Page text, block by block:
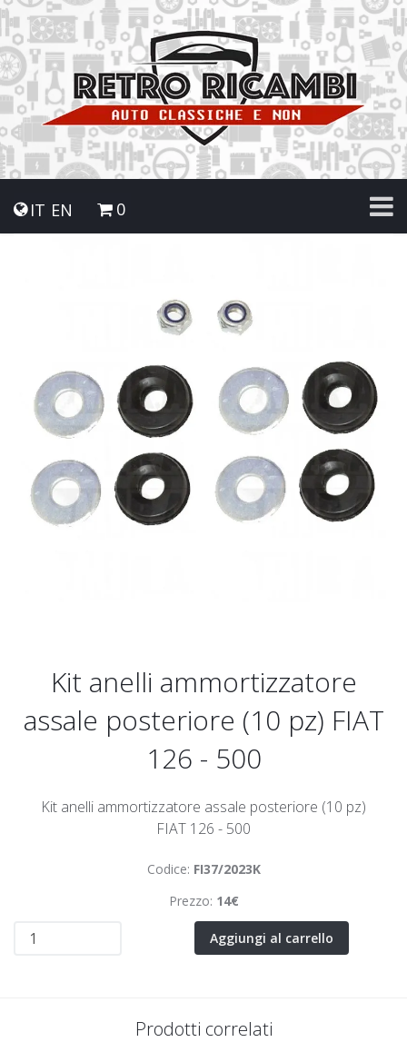
IT EN 0
Kit anelli ammortizzatore
assale posteriore (10 pz) FIAT
126 - 500
Kit anelli ammortizzatore assale posteriore (10 pz)
FIAT 126 - 500
Codice: FI37/2023K
Prezzo: 14€
Aggiungi al carrello
Prodotti correlati